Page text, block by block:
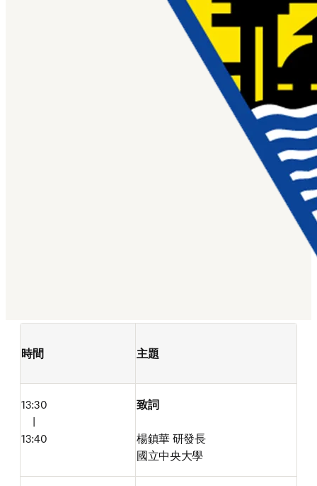
時間 主題
13:30
|
13:40
致詞
楊鎮華 研發長
國立中央大學